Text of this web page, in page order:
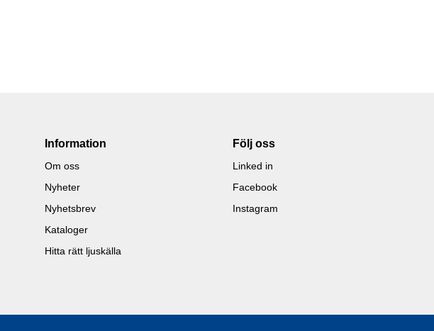
Information
Om oss
Nyheter
Nyhetsbrev
Kataloger
Hitta rätt ljuskälla
Följ oss
Linked in
Facebook
Instagram